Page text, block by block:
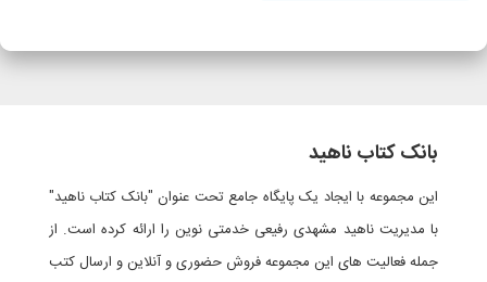
بانک کتاب ناهید
این مجموعه با ایجاد یک پایگاه جامع تحت عنوان "بانک کتاب ناهید"
با مدیریت ناهید مشهدی رفیعی خدمتی نوین را ارائه کرده است. از
جمله فعالیت های این مجموعه فروش حضوری و آنلاین و ارسال کتب